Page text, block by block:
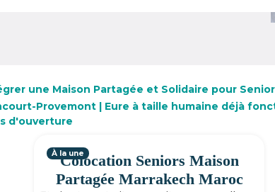
une Maison Partagée et Solidaire pour
Provemont | Eure à taille humaine déjà
d'ouverture
Colocation Seniors Maison
Partagée Marrakech Maroc
À la une